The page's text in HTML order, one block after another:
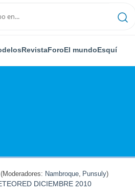
RevistaForoEl mundoEsquí
(Moderadores: Nambroque, Punsuly)
DICIEMBRE 2010